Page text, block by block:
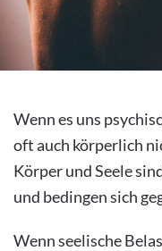
Wenn es uns
oft auch körperlich
Körper und Seele
und bedingen sich
Wenn seelische